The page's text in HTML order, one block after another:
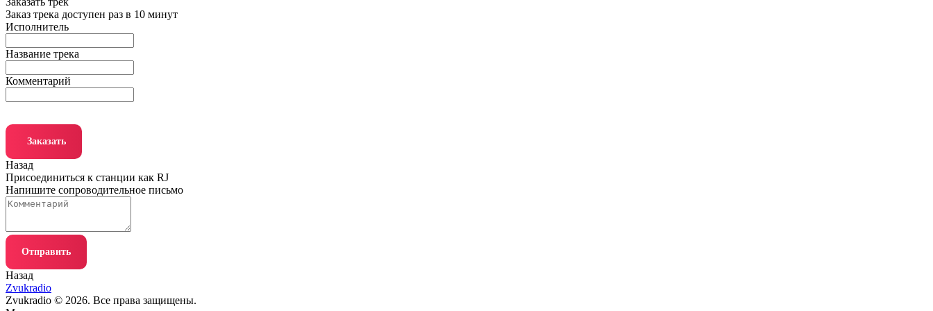
Заказ трека доступен раз в 10 минут
Исполнитель
Название трека
Комментарий
Заказать
Назад
Присоединиться к станции как RJ
Напишите сопроводительное письмо
Отправить
Назад
Zvukradio
Zvukradio © 2026. Все права защищены.